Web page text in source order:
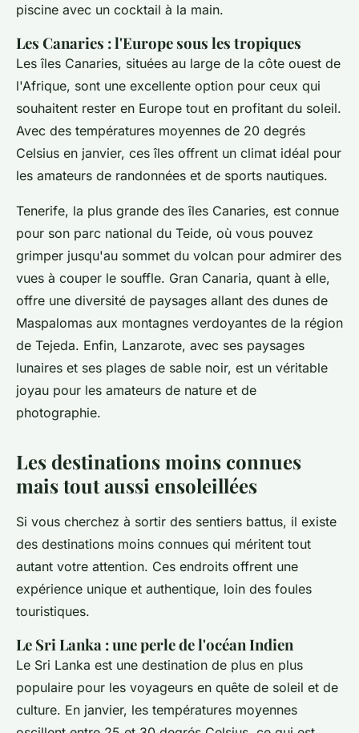
piscine avec un cocktail à la main.
Les Canaries : l'Europe sous les tropiques
Les îles Canaries, situées au large de la côte ouest de
l'Afrique, sont une excellente option pour ceux qui
souhaitent rester en Europe tout en profitant du soleil.
Avec des températures moyennes de 20 degrés
Celsius en janvier, ces îles offrent un climat idéal pour
les amateurs de randonnées et de sports nautiques.
Tenerife, la plus grande des îles Canaries, est connue
pour son parc national du Teide, où vous pouvez
grimper jusqu'au sommet du volcan pour admirer des
vues à couper le souffle. Gran Canaria, quant à elle,
offre une diversité de paysages allant des dunes de
Maspalomas aux montagnes verdoyantes de la région
de Tejeda. Enfin, Lanzarote, avec ses paysages
lunaires et ses plages de sable noir, est un véritable
joyau pour les amateurs de nature et de
photographie.
Les destinations moins connues
mais tout aussi ensoleillées
Si vous cherchez à sortir des sentiers battus, il existe
des destinations moins connues qui méritent tout
autant votre attention. Ces endroits offrent une
expérience unique et authentique, loin des foules
touristiques.
Le Sri Lanka : une perle de l'océan Indien
Le Sri Lanka est une destination de plus en plus
populaire pour les voyageurs en quête de soleil et de
culture. En janvier, les températures moyennes